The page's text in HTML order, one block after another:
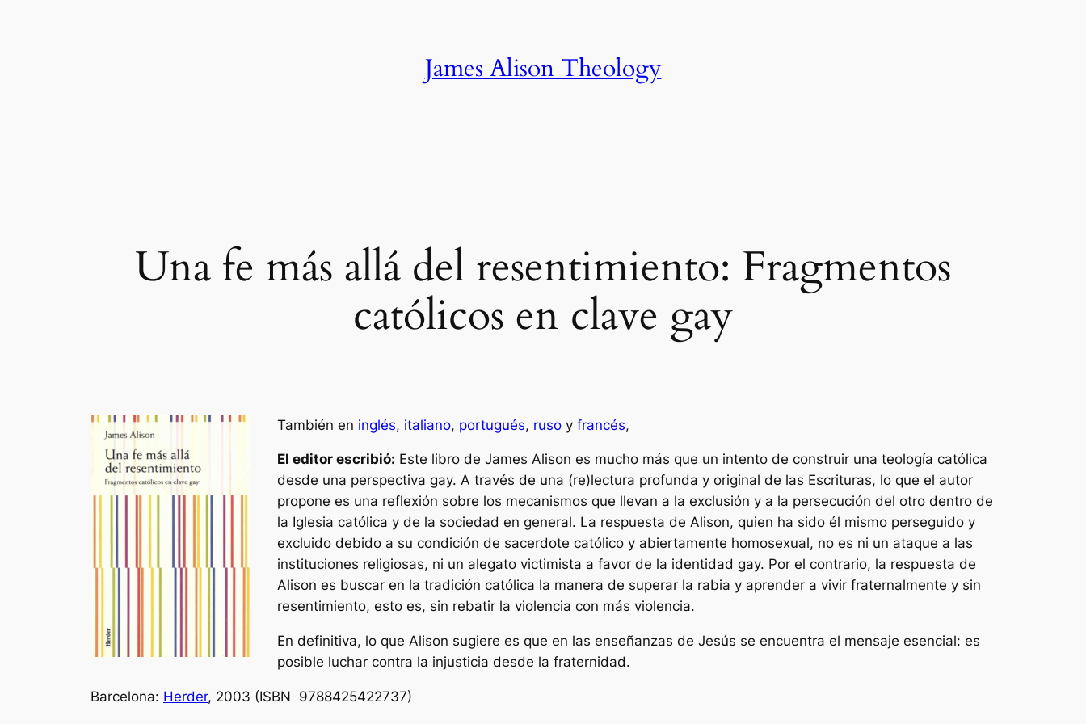
James Alison Theology
Una fe más allá del resentimiento: Fragmentos
católicos en clave gay
También en inglés, italiano, portugués, rusoy francés,
El editor escribió: Este libro de James Alison es mucho más que un intento de construir una teología católica
desde una perspectiva gay. A través de una (re)lectura profunda y original de las Escrituras, lo que el autor
propone es una reflexión sobre los mecanismos que llevan a la exclusión y a la persecución del otro dentro de
la Iglesia católica y de la sociedad en general. La respuesta de Alison, quien ha sido él mismo perseguido y
excluido debido a su condición de sacerdote católico y abiertamente homosexual, no es ni un ataque a las
instituciones religiosas, ni un alegato victimista a favor de la identidad gay. Por el contrario, la respuesta de
Alison es buscar en la tradición católica la manera de superar la rabia y aprender a vivir fraternalmente y sin
resentimiento, esto es, sin rebatir la violencia con más violencia.
En definitiva, lo que Alison sugiere es que en las enseñanzas de Jesús se encuentra el mensaje esencial: es
posible luchar contra la injusticia desde la fraternidad.
Barcelona: Herder, 2003 (ISBN 9788425422737)